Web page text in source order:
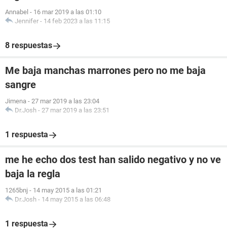
Annabel - 16 mar 2019 a las 01:10
Jennifer - 14 feb 2023 a las 11:15
8 respuestas
Me baja manchas marrones pero no me baja
sangre
Jimena - 27 mar 2019 a las 23:04
Dr.Josh - 27 mar 2019 a las 23:51
1 respuesta
me he echo dos test han salido negativo y no ve
baja la regla
1265bnj - 14 may 2015 a las 01:21
Dr.Josh - 14 may 2015 a las 06:48
1 respuesta